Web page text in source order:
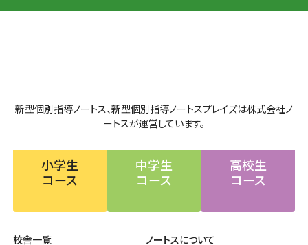
新型個別指導ノートス、新型個別指導ノートスプレイズは株式会社ノ
ートスが運営しています。
小学生
コース
中学生
コース
高校生
コース
校舎一覧 ノートスについて